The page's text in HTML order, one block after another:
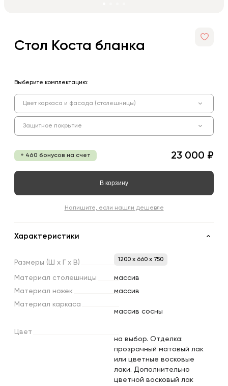
Стол Коста бланка
Выберите комплектацию:
Цвет каркаса и фасада (столешницы)
Защитное покрытие
+ 460 бонусов на счет 23 000 ₽
В корзину
Напишите, если нашли дешевле
Характеристики
Размеры (Ш х х В) 1200 x 660 x 750
Материал столешницы
массив
Материал ножек
массив
Материал каркаса
массив сосны
Цвет
на выбор. Отделка:
прозрачный матовый лак
или цветные восковые
лаки. Дополнительно
цветной восковый лак